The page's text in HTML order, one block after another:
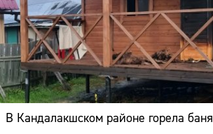
В Кандалакшском районе горела баня